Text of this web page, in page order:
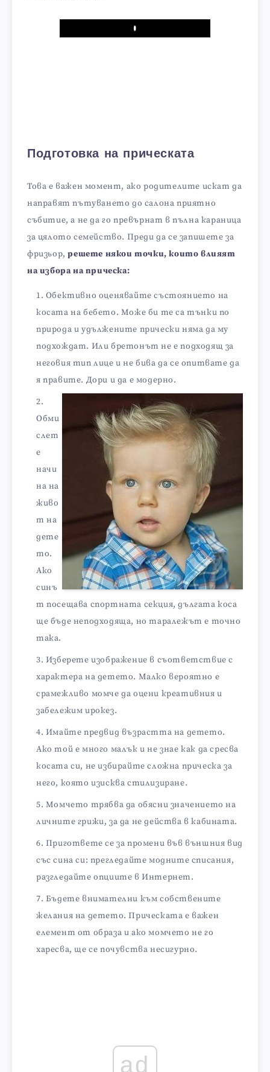
Play
Подготовка на прическата
Това е важен момент, ако родителите искат да
направят пътуването до салона приятно
събитие, а не да го превърнат в пълна караница
за цялото семейство. Преди да се запишете за
фризьор,решете някои точки, които влияят
на избора на прическа:
Обективно оценявайте състоянието на
косата на бебето. Може би те са тънки по
природа и удължените прически няма да му
подхождат. Или бретонът не е подходящ за
неговия тип лице и не бива да се опитвате да
я правите. Дори и да е модерно.
Обми
слет
е
начи
на на
живо
т на
дете
то.
Ако
синъ
т посещава спортната секция, дългата коса
ще бъде неподходяща, но таралежът е точно
така.
Изберете изображение в съответствие с
характера на детето. Малко вероятно е
срамежливо момче да оцени креативния и
забележим ирокез.
Имайте предвид възрастта на детето.
Ако той е много малък и не знае как да сресва
косата си, не избирайте сложна прическа за
него, която изисква стилизиране.
Момчето трябва да обясни значението на
личните грижи, за да не действа в кабината.
Пригответе се за промени във външния вид
със сина си: прегледайте модните списания,
разгледайте опциите в Интернет.
Бъдете внимателни към собствените
желания на детето. Прическата е важен
елемент от образа и ако момчето не го
харесва, ще се почувства несигурно.
ad